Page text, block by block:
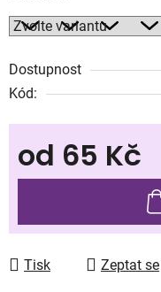
Dostupnost
Kód:
od 65 Kč
Měrná cena:
Tisk Zeptat se